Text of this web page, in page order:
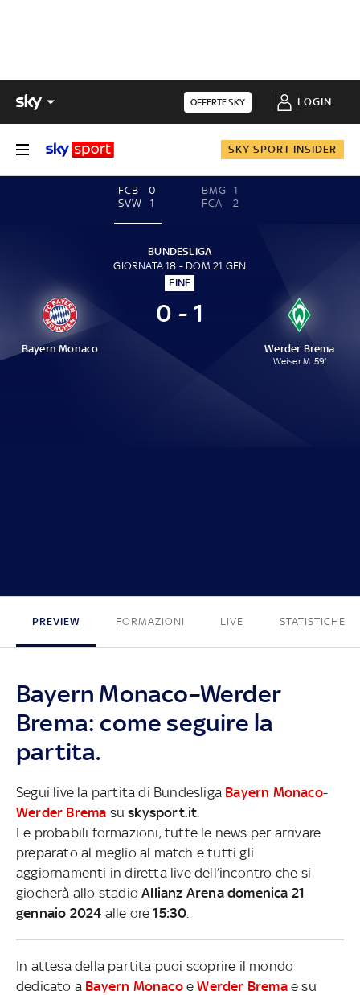
OFFERTE SKY LOGIN
SKY SPORT INSIDER
FCB
0
SVW
1
BMG
1
FCA
2
BUNDESLIGA
GIORNATA 18 - DOM 21 GEN
FINE
Bayern Monaco
0 - 1
Werder Brema
Weiser M. 59'
PREVIEW FORMAZIONI LIVE STATISTICHE
Bayern Monaco–Werder
Brema: come seguire la
partita.
Segui live la partita di Bundesliga Bayern Monaco-
Werder Brema suskysport.it
Le probabili formazioni, tutte le news per arrivare
preparato al meglio al match e tutti gli
aggiornamenti in diretta live dell’incontro che si
giocherà allo stadioAllianz Arena domenica 21
gennaio 2024 alle ore15:30
In attesa della partita puoi scoprire il mondo
dedicato a Bayern MonacoeWerder Bremae su